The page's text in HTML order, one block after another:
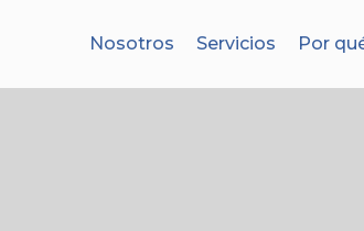
Nosotros Servicios Por